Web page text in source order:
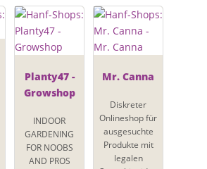
Planty47 -
Growshop
INDOOR
GARDENING
FOR NOOBS
AND PROS
Mr. Canna
Diskreter
Onlineshop für
ausgesuchte
Produkte mit
legalen